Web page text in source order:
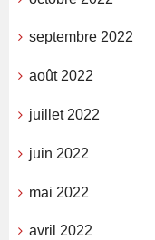
septembre 2022
août 2022
juillet 2022
juin 2022
mai 2022
avril 2022